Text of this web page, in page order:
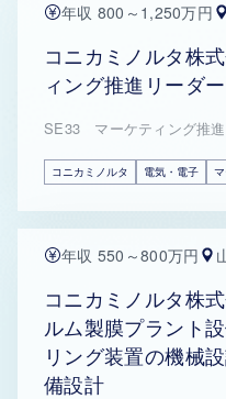
年収 800～1,250万円
コニカミノルタ株
ィング推進リーダー
SE33 マーケティング推進
コニカミノルタ 電気・電子
年収 550～800万円
コニカミノルタ株
ルム製膜プラント
リング装置の機械
備設計